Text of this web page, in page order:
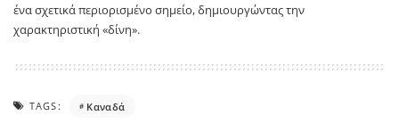
ένα σχετικά περιορισμένο σημείο, δημιουργώντας την
χαρακτηριστική «δίνη».
TAGS: Καναδά